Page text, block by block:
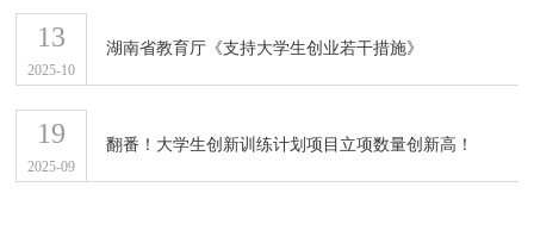
13
2025-10
湖南省教育厅《支持大学生创业若干措施》
19
2025-09
翻番！大学生创新训练计划项目立项数量创新高！